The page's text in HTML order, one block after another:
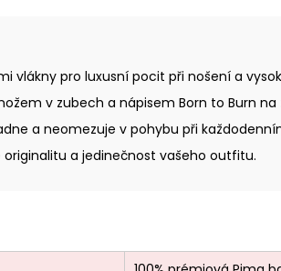
vlákny pro luxusní pocit při nošení a
v zubech a nápisem Born to Burn na
a neomezuje v pohybu při
originalitu a jedinečnost vašeho outfitu.